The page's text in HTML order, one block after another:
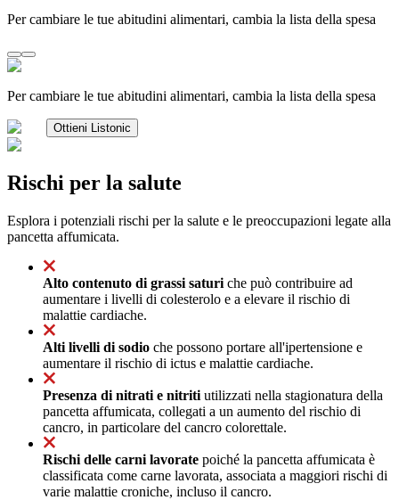
Per cambiare le tue abitudini alimentari, cambia la lista della spesa
Per cambiare le tue abitudini alimentari, cambia la lista della spesa
Ottieni Listonic
Rischi per la salute
Esplora i potenziali rischi per la salute e le preoccupazioni legate alla
pancetta affumicata.
Alto contenuto di grassi saturi che può contribuire ad
aumentare i livelli di colesterolo e a elevare il rischio di
malattie cardiache.
Alti livelli di sodio che possono portare all'ipertensione e
aumentare il rischio di ictus e malattie cardiache.
Presenza di nitrati e nitriti utilizzati nella stagionatura della
pancetta affumicata, collegati a un aumento del rischio di
cancro, in particolare del cancro colorettale.
Rischi delle carni lavorate poiché la pancetta affumicata è
classificata come carne lavorata, associata a maggiori rischi di
varie malattie croniche, incluso il cancro.